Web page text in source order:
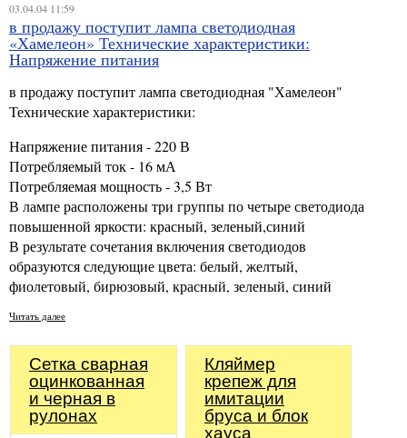
03.04.04 11:59
в продажу поступит лампа светодиодная
«Хамелеон» Технические характеристики:
Напряжение питания
в продажу поступит лампа светодиодная "Хамелеон"
Технические характеристики:
Напряжение питания - 220 В
Потребляемый ток - 16 мА
Потребляемая мощность - 3,5 Вт
В лампе расположены три группы по четыре светодиода
повышенной яркости: красный, зеленый,синий
В результате сочетания включения светодиодов
образуются следующие цвета: белый, желтый,
фиолетовый, бирюзовый, красный, зеленый, синий
Читать далее
Сетка сварная
оцинкованная
и черная в
рулонах
Кляймер
крепеж для
имитации
бруса и блок
хауса